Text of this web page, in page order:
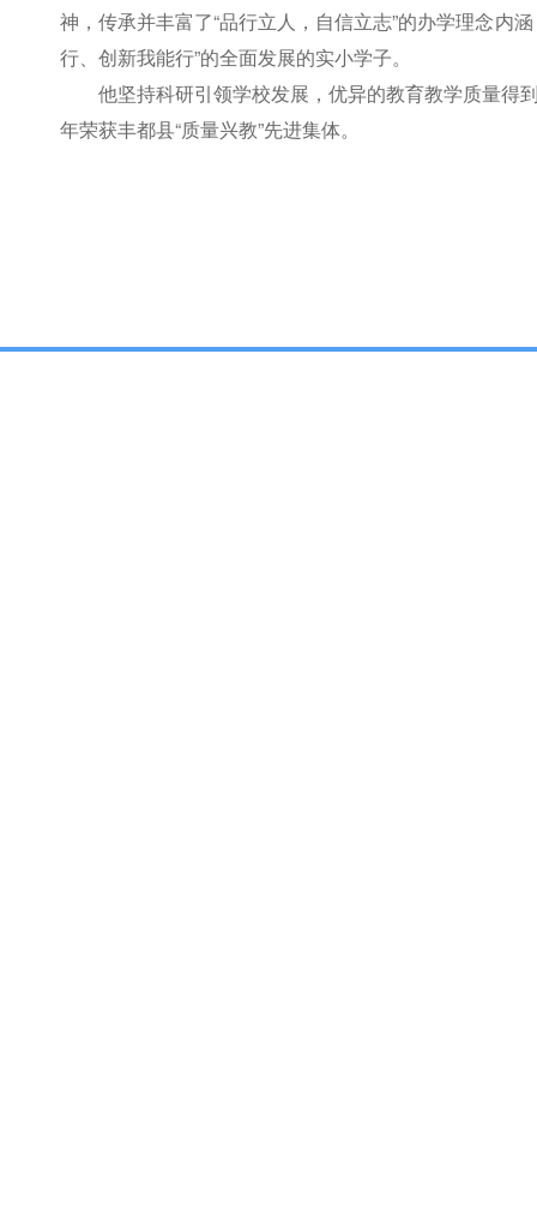
神，传承并丰富了“品行立人，自信立志”的办学理念内
行、创新我能行”的全面发展的实小学子。
他坚持科研引领学校发展，优异的教育教学质量得
年荣获丰都县“质量兴教”先进集体。